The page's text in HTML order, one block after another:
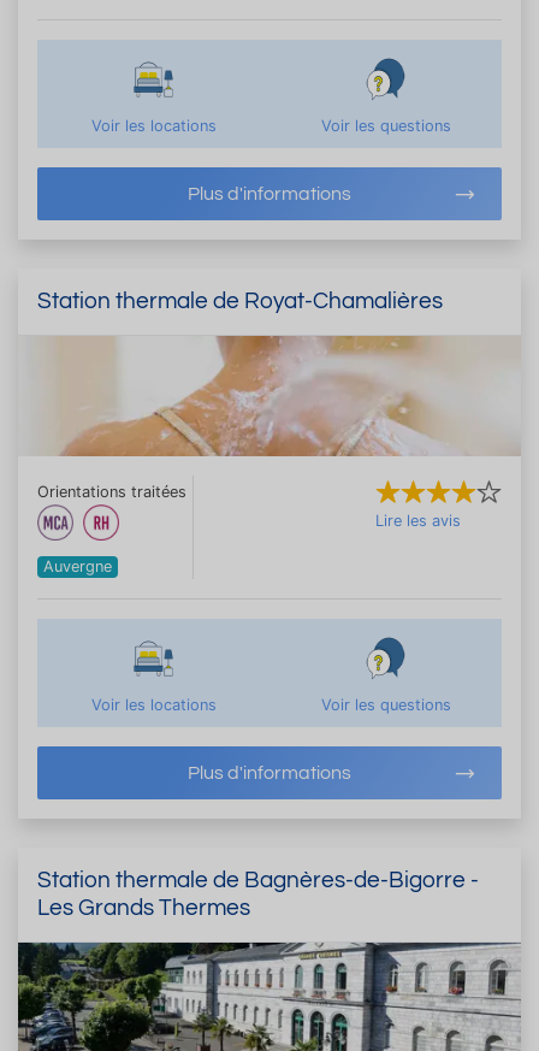
Voir les locations Voir les questions
Plus d'informations
Station thermale de Royat-Chamalières
Orientations traitées
Auvergne
Lire les avis
Voir les locations Voir les questions
Plus d'informations
Station thermale de Bagnères-de-Bigorre -
Les Grands Thermes